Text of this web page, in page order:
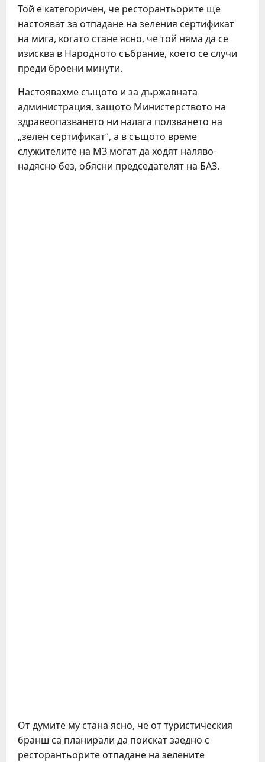
Той е категоричен, че ресторантьорите ще
настояват за отпадане на зеления сертификат
на мига, когато стане ясно, че той няма да се
изисква в Народното събрание, което се случи
преди броени минути.
Настоявахме същото и за държавната
администрация, защото Министерството на
здравеопазването ни налага ползването на
„зелен сертификат“, а в същото време
служителите на МЗ могат да ходят наляво-
надясно без, обясни председателят на БАЗ.
От думите му стана ясно, че от туристическия
бранш са планирали да поискат заедно с
ресторантьорите отпадане на зелените